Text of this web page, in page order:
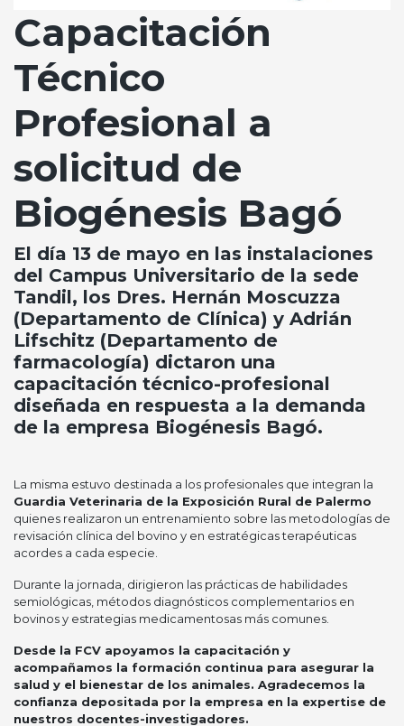
Capacitación
Técnico
Profesional a
solicitud de
Biogénesis Bagó
El día 13 de mayo en las instalaciones
del Campus Universitario de la sede
Tandil, los Dres. Hernán Moscuzza
(Departamento de Clínica) y Adrián
Lifschitz (Departamento de
farmacología) dictaron una
capacitación técnico-profesional
diseñada en respuesta a la demanda
de la empresa Biogénesis Bagó.
La misma estuvo destinada a los profesionales que integran la
Guardia Veterinaria de la Exposición Rural de Palermo
quienes realizaron un entrenamiento sobre las metodologías de
revisación clínica del bovino y en estratégicas terapéuticas
acordes a cada especie.
Durante la jornada, dirigieron las prácticas de habilidades
semiológicas, métodos diagnósticos complementarios en
bovinos y estrategias medicamentosas más comunes.
Desde la FCV apoyamos la capacitación y
acompañamos la formación continua para asegurar la
salud y el bienestar de los animales. Agradecemos la
confianza depositada por la empresa en la expertise de
nuestros docentes-investigadores.